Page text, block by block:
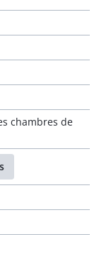
chambres de